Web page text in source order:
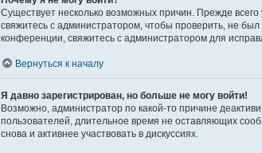
Существует несколько возможных причин. Прежде
свяжитесь с администратором, чтобы проверить, не
конференции, свяжитесь с администратором для
Вернуться к началу
Я давно зарегистрирован, но больше не могу войти!
Возможно, администратор по какой-то причине
пользователей, длительное время не оставляющих
снова и активнее участвовать в дискуссиях.